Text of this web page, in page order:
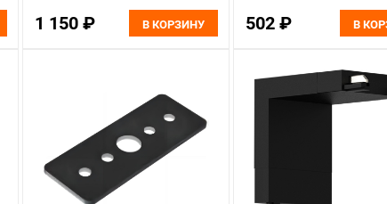
1 150 ₽ В КОРЗИНУ 502 ₽ В